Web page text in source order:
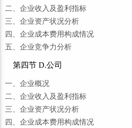
二、企业收入及盈利指标
三、企业资产状况分析
四、企业成本费用构成情况
五、企业竞争力分析
第四节 D.公司
一、企业概况
二、企业收入及盈利指标
三、企业资产状况分析
四、企业成本费用构成情况